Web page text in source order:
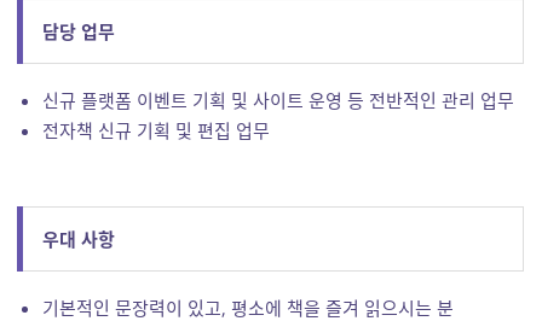
담당 업무
신규 플랫폼 이벤트 기획 및 사이트 운영 등 전반적인 관리 업무
전자책 신규 기획 및 편집 업무
우대 사항
기본적인 문장력이 있고, 평소에 책을 즐겨 읽으시는 분